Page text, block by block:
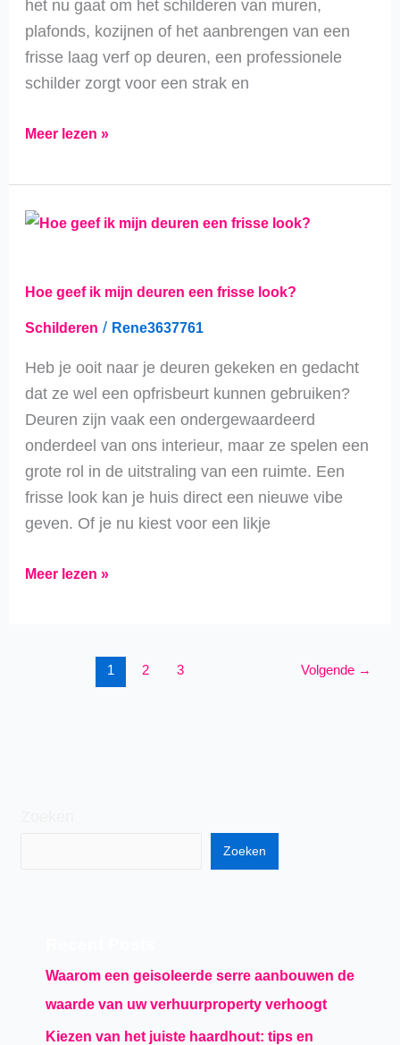
het nu gaat om het schilderen van muren,
plafonds, kozijnen of het aanbrengen van een
frisse laag verf op deuren, een professionele
schilder zorgt voor een strak en
Meer lezen »
Hoe geef ik mijn deuren een frisse look?
Schilderen / Rene3637761
Heb je ooit naar je deuren gekeken en gedacht
dat ze wel een opfrisbeurt kunnen gebruiken?
Deuren zijn vaak een ondergewaardeerd
onderdeel van ons interieur, maar ze spelen een
grote rol in de uitstraling van een ruimte. Een
frisse look kan je huis direct een nieuwe vibe
geven. Of je nu kiest voor een likje
Hoe
mijn
deuren
frisse
look?
Meer lezen »
1 2 3 Volgende →
Zoeken
Waarom een geisoleerde serre aanbouwen de
waarde van uw verhuurproperty verhoogt
Kiezen van het juiste haardhout: tips en